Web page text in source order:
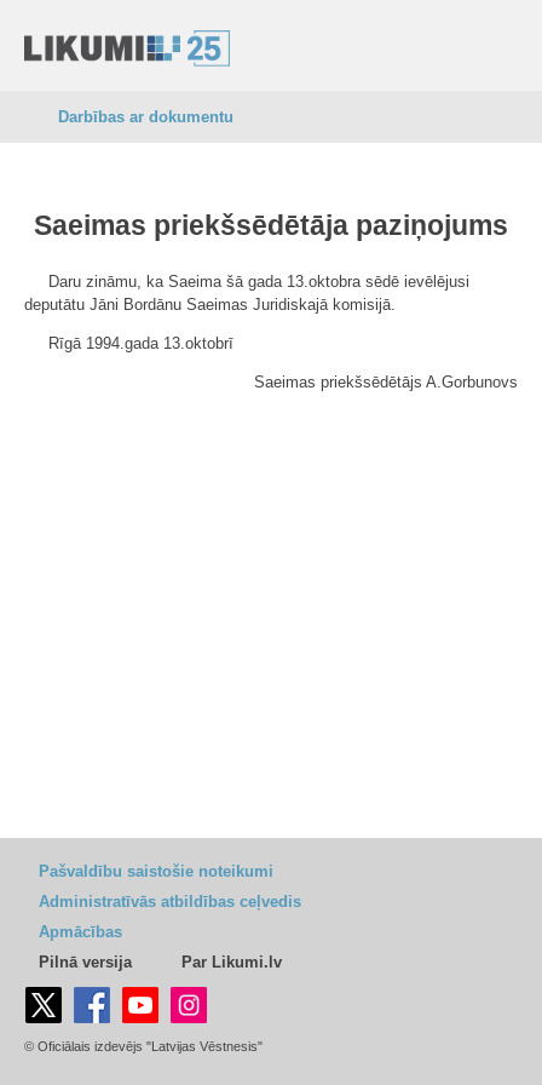
Darbības ar dokumentu
Saeimas priekšsēdētāja paziņojums
Daru zināmu, ka Saeima šā gada 13.oktobra sēdē ievēlējusi
deputātu Jāni Bordānu Saeimas Juridiskajā komisijā.
Rīgā 1994.gada 13.oktobrī
Saeimas priekšsēdētājs A.Gorbunovs
Pašvaldību saistošie noteikumi
Administratīvās atbildības ceļvedis
Apmācības
Pilnā versija
Par Likumi.lv
© Oficiālais izdevējs "Latvijas Vēstnesis"